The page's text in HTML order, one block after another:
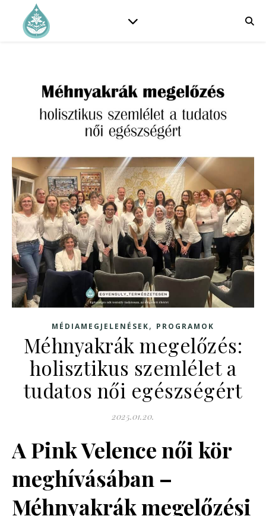
MÉDIAMEGJELENÉSEK, PROGRAMOK
Méhnyakrák megelőzés:
holisztikus szemlélet a
tudatos női egészségért
2025.01.20.
A Pink Velence női kör
meghívásában –
Méhnyakrák megelőzési